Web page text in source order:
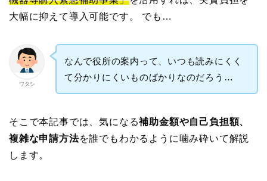
大幅に抑えて導入可能です。 でも…
ワタシ
なんで役所の案内って、いつも読みにくく
て分かりにくいものばかりなのだろう…
そこで本記事では、気になる補助金額や自己負担額、
複雑な申請方法を誰でもわかるように噛み砕いて解説
します。